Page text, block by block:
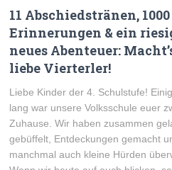
11 Abschiedstränen, 1000
Erinnerungen & ein
neues Abenteuer:
liebe Vierterler!
Liebe Kinder der 4. Schulstufe!
lang war unsere Volksschule euer
Zuhause. Wir haben zusammen
gebüffelt, Entdeckungen gemacht
manchmal auch kleine Hürden